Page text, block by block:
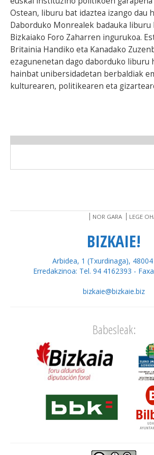
Ostean, liburu bat idaztea izango dau
Daborduko Monrealek badauka liburu
Bizkaiako Foro Zaharren ingurukoa.
Britainia Handiko eta Kanadako
ezagunenetan dago daborduko liburu
hainbat unibersidadetan berbaldiak
kulturearen, politikearen eta
NOR GARA LEGE
BIZKAIE!
Arbidea, 1 (Txurdinaga),
Erredakzinoa: Tel. 94 4162393 -
bizkaie@bizkaie.biz
Babesleak: